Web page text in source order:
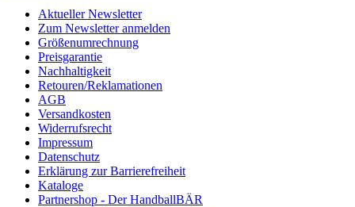
Aktueller Newsletter
Zum Newsletter anmelden
Größenumrechnung
Preisgarantie
Nachhaltigkeit
Retouren/Reklamationen
AGB
Versandkosten
Widerrufsrecht
Impressum
Datenschutz
Erklärung zur Barrierefreiheit
Kataloge
Partnershop - Der HandballBÄR